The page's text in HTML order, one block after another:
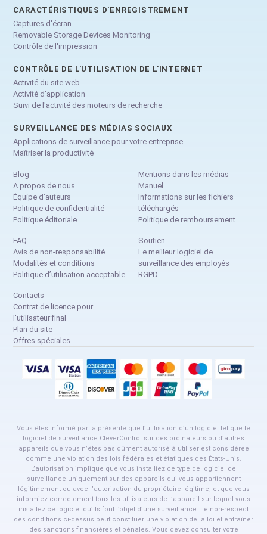
CARACTÉRISTIQUES D'ENREGISTREMENT
Captures d'écran
Removable Storage Devices Monitoring
Contrôle de l'impression
CONTRÔLE DE L'UTILISATION DE L'INTERNET
Activité du site web
Activité d'application
Suivi de l'activité des moteurs de recherche
SURVEILLANCE DES MÉDIAS SOCIAUX
Applications de surveillance pour votre entreprise
Maîtriser la productivité
Blog
A propos de nous
Équipe d’auteurs
Politique de confidentialité
Politique éditoriale
Mentions dans les médias
Manuel
Informations sur les fichiers
téléchargés
Politique de remboursement
FAQ
Avis de non-responsabilité
Modalités et conditions
Politique d’utilisation acceptable
Soutien
Le meilleur logiciel de
surveillance des employés
RGPD
Contacts
Contrat de licence pour
l'utilisateur final
Plan du site
Offres spéciales
Vous êtes informé par la présente que l’utilisation d’un logiciel tel que le
logiciel de surveillance CleverControl sur des ordinateurs ou d’autres
appareils que vous n’êtes pas dûment autorisé à utiliser est considérée
comme une violation des lois fédérales et étatiques des États-Unis.
L’autorisation implique que vous installiez ce type de logiciel de
surveillance uniquement sur des appareils qui vous appartiennent
légitimement ou avec l’autorisation du propriétaire légitime, et que vous
informiez correctement tous les utilisateurs de l’appareil sur lequel vous
installez ce logiciel qu’ils font l’objet d’une surveillance. Le non-respect
des conditions ci-dessus peut constituer une violation de la loi et entraîner
des sanctions financières et pénales. Vous devez consulter votre